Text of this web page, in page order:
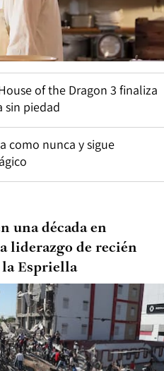
of the Dragon 3 finaliza
sin piedad
como nunca y sigue
una década en
liderazgo de recién
la Espriella